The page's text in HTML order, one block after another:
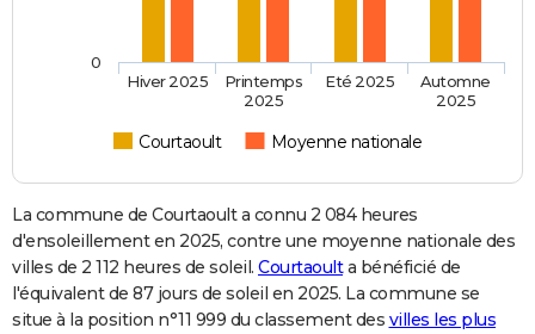
Courtaoult Moyenne nationale
Hiver 2025
Printemps
2025
Eté 2025
Automne
2025
0
La commune de Courtaoult a connu 2 084 heures
d'ensoleillement en 2025, contre une moyenne nationale des
villes de 2 112 heures de soleil. Courtaoulta bénéficié de
l'équivalent de 87 jours de soleil en 2025. La commune se
situe à la position n°11 999 du classement des villes les plus